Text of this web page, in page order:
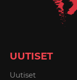
UUTISET
Uutiset